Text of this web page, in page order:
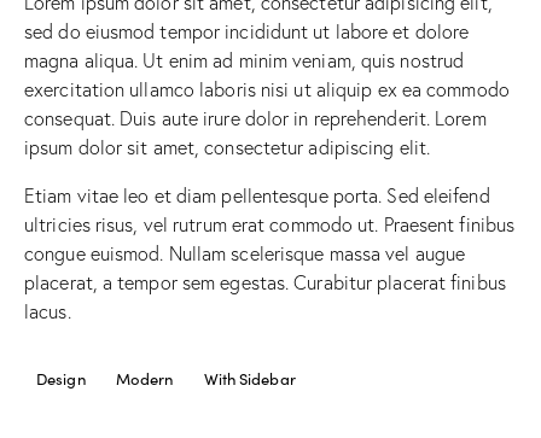
sed do eiusmod tempor incididunt ut labore et dolore
magna aliqua. Ut enim ad minim veniam, quis nostrud
exercitation ullamco laboris nisi ut aliquip ex ea commodo
consequat. Duis aute irure dolor in reprehenderit. Lorem
ipsum dolor sit amet, consectetur adipiscing elit.
Etiam vitae leo et diam pellentesque porta. Sed eleifend
ultricies risus, vel rutrum erat commodo ut. Praesent finibus
congue euismod. Nullam scelerisque massa vel augue
placerat, a tempor sem egestas. Curabitur placerat finibus
lacus.
Design Modern With Sidebar